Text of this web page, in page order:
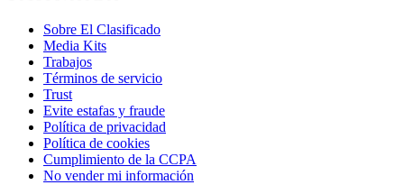
Sobre El Clasificado
Media Kits
Trabajos
Términos de servicio
Trust
Evite estafas y fraude
Política de privacidad
Política de cookies
Cumplimiento de la CCPA
No vender mi información